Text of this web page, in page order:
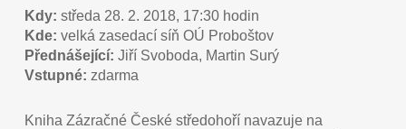
Kdy: středa 28. 2. 2018, 17:30 hodin
Kde: velká zasedací síň OÚ Proboštov
Přednášející: Jiří Svoboda, Martin Surý
Vstupné: zdarma
Kniha Zázračné České středohoří navazuje na